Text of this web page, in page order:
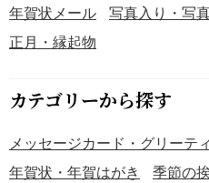
のように機能し、多様な色面
め上げ、全体に引き締まった印象
竹』は、PNG形式で作成して
作りに、ご活用いただけると
年賀状メール
写真入り・写
正月・縁起物
カテゴリーから探す
メッセージカード・グリーテ
年賀状・年賀はがき
季節の